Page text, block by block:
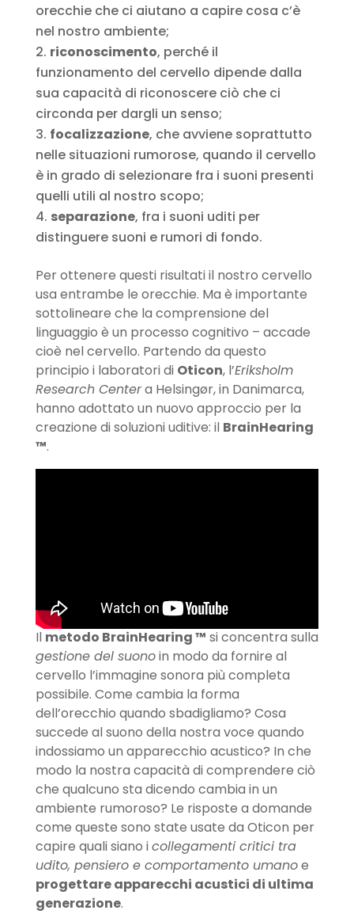
orecchie che ci aiutano a capire cosa c’è
nel nostro ambiente;
riconoscimento, perché il
funzionamento del cervello dipende dalla
sua capacità di riconoscere ciò che ci
circonda per dargli un senso;
focalizzazione, che avviene soprattutto
nelle situazioni rumorose, quando il cervello
è in grado di selezionare fra i suoni presenti
quelli utili al nostro scopo;
separazione, fra i suoni uditi per
distinguere suoni e rumori di fondo.
Per ottenere questi risultati il nostro cervello
usa entrambe le orecchie. Ma è importante
sottolineare che la comprensione del
linguaggio è un processo cognitivo – accade
cioè nel cervello. Partendo da questo
principio i laboratori di Oticon, l’Eriksholm
Research Centera Helsingør, in Danimarca,
hanno adottato un nuovo approccio per la
creazione di soluzioni uditive: il BrainHearing
™.
Il metodo BrainHearing ™ si concentra sulla
gestione del suonoin modo da fornire al
cervello l’immagine sonora più completa
possibile. Come cambia la forma
dell’orecchio quando sbadigliamo? Cosa
succede al suono della nostra voce quando
indossiamo un apparecchio acustico? In che
modo la nostra capacità di comprendere ciò
che qualcuno sta dicendo cambia in un
ambiente rumoroso? Le risposte a domande
come queste sono state usate da Oticon per
capire quali siano icollegamenti critici tra
udito, pensiero e comportamento umanoe
progettare apparecchi acustici di ultima
generazione.